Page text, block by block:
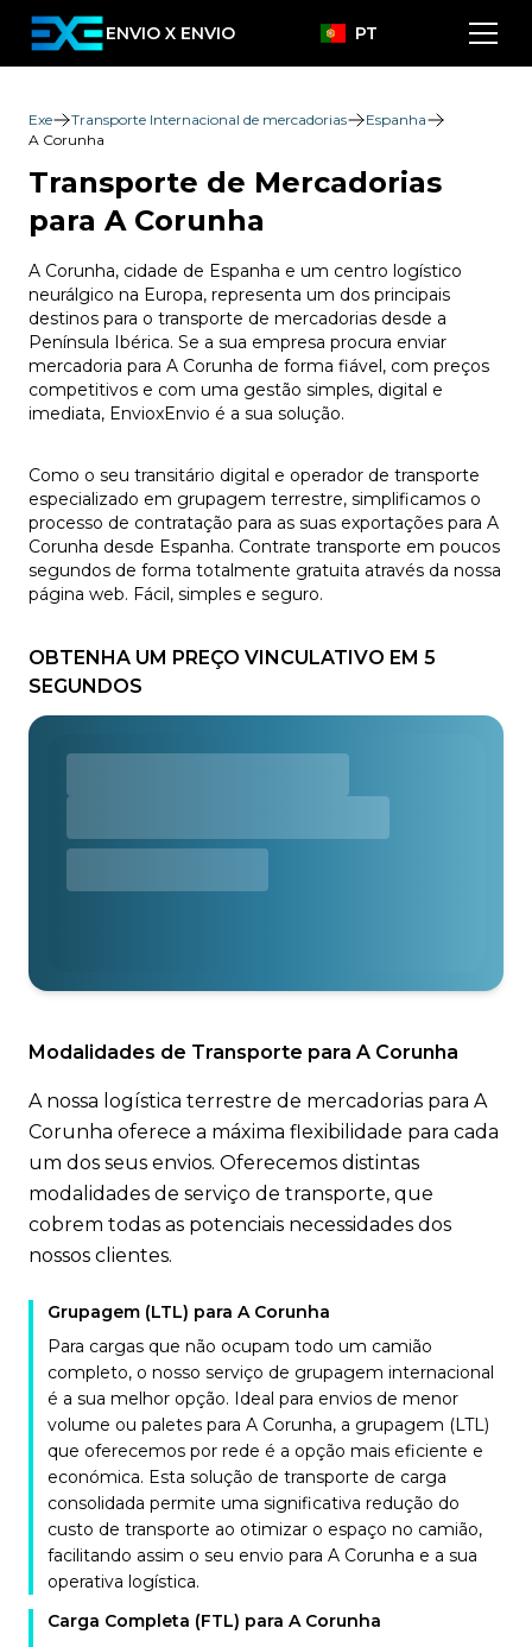
ENVIO X ENVIO PT
Exe Transporte Internacional de mercadorias
Espanha
A Corunha
Transporte de Mercadorias
para A Corunha
A Corunha, cidade de Espanha e um centro logístico
neurálgico na Europa, representa um dos principais
destinos para o transporte de mercadorias desde a
Península Ibérica. Se a sua empresa procura enviar
mercadoria para A Corunha de forma fiável, com preços
competitivos e com uma gestão simples, digital e
imediata, EnvioxEnvio é a sua solução.
Como o seu transitário digital e operador de transporte
especializado em grupagem terrestre, simplificamos o
processo de contratação para as suas exportações para A
Corunha desde Espanha. Contrate transporte em poucos
segundos de forma totalmente gratuita através da nossa
página web. Fácil, simples e seguro.
OBTENHA UM PREÇO VINCULATIVO EM 5
SEGUNDOS
Modalidades de Transporte para A Corunha
A nossa logística terrestre de mercadorias para A
Corunha oferece a máxima flexibilidade para cada
um dos seus envios. Oferecemos distintas
modalidades de serviço de transporte, que
cobrem todas as potenciais necessidades dos
nossos clientes.
Grupagem (LTL) para A Corunha
Para cargas que não ocupam todo um camião
completo, o nosso serviço de grupagem internacional
é a sua melhor opção. Ideal para envios de menor
volume ou paletes para A Corunha, a grupagem (LTL)
que oferecemos por rede é a opção mais eficiente e
económica. Esta solução de transporte de carga
consolidada permite uma significativa redução do
custo de transporte ao otimizar o espaço no camião,
facilitando assim o seu envio para A Corunha e a sua
operativa logística.
Carga Completa (FTL) para A Corunha